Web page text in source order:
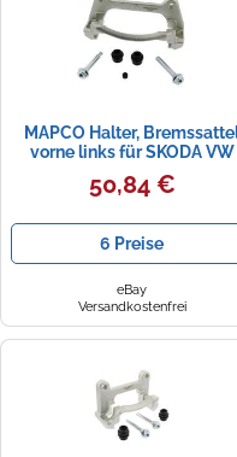
MAPCO Halter,
vorne links für SKODA VW
SEAT CUPRA AUDI 4922/1
50,84 €
6 Preise
eBay
Versandkostenfrei